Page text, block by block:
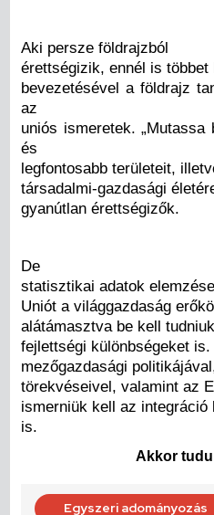
Aki persze földrajzból
érettségizik, ennél is
bevezetésével a földrajz
az
uniós ismeretek.
és
legfontosabb területeit,
társadalmi-gazdasági
gyanútlan érettségizők.
De
statisztikai adatok
Uniót a világgazdaság
alátámasztva be kell
fejlettségi különbségeket
mezőgazdasági
törekvéseivel, valamint az
ismerniük kell az
is.
Akkor